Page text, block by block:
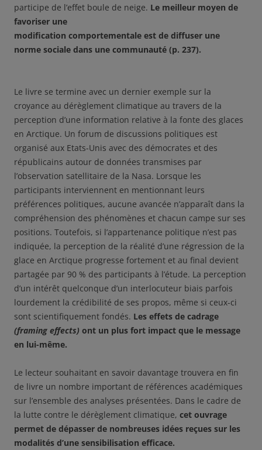
participe de l’effet boule de neige. Le meilleur moyen de
favoriser une
modification comportementale est de diffuser une
norme sociale dans une communauté (p. 237).
Le livre se termine avec un dernier exemple sur la
croyance au dérèglement climatique au travers de la
perception d’une information relative à la fonte des glaces
en Arctique. Un forum de discussions politiques est
organisé aux Etats-Unis avec des démocrates et des
républicains autour de données transmises par
l’observation satellitaire de la Nasa. Lorsque les
participants interviennent en mentionnant leurs
préférences politiques, aucune avancée n’apparaît dans la
compréhension des phénomènes et chacun campe sur ses
positions. Toutefois, si l’appartenance politique n’est pas
indiquée, la perception de la réalité d’une régression de la
glace en Arctique progresse fortement et au final devient
partagée par 90 % des participants à l’étude. La perception
d’un intérêt quelconque d’un interlocuteur biais parfois
lourdement la crédibilité de ses propos, même si ceux-ci
sont scientifiquement fondés. Les effets de cadrage
(framing effects) ont un plus fort impact que le message
en lui-même.
Le lecteur souhaitant en savoir davantage trouvera en fin
de livre un nombre important de références académiques
sur l’ensemble des analyses présentées. Dans le cadre de
la lutte contre le dérèglement climatique, cet ouvrage
permet de dépasser de nombreuses idées reçues sur les
modalités d’une sensibilisation efficace.